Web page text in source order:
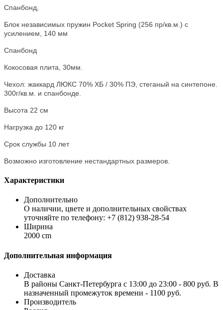
Спанбонд,
Блок независимых пружин Pocket Spring (256 пр/кв.м.) с
усилением, 140 мм
Спанбонд
Кокосовая плита, 30мм.
Чехол: жаккард ЛЮКС 70% ХБ / 30% ПЭ, стеганый на синтепоне.
300г/кв.м. и спанбонде.
Высота 22 см
Нагрузка до 120 кг
Срок службы 10 лет
Возможно изготовление нестандартных размеров.
Характеристики
Дополнительно
О наличии, цвете и дополнительных свойствах
уточняйте по телефону: +7 (812) 938-28-54
Ширина
2000 cm
Дополнительная информация
Доставка
В районы Санкт-Петербурга с 13:00 до 23:00 - 800 руб. В
назначенный промежуток времени - 1100 руб.
Производитель